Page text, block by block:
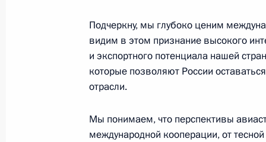
Посещение Международной
9 июля 2019 года, 16:50
9 июля 2019 года, 15:25
Подчеркну, мы глубоко ценим
видим в этом признание высокого
и экспортного потенциала нашей
которые позволяют России
отрасли.
Мы понимаем, что перспективы
международной кооперации, от